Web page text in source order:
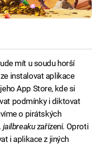
mít u soudu horší
instalovat aplikace
App Store, kde si
podmínky i diktovat
o pirátských
jailbreakuzařízení. Oproti
i aplikace z jiných